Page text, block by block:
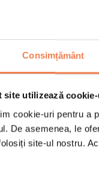
Consimțământ
site utilizează
cookie-uri pentru a
De asemenea, le
site-ul nostru.